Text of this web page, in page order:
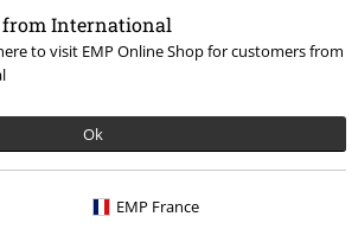
from International
to visit EMP Online Shop for customers from
Ok
EMP France